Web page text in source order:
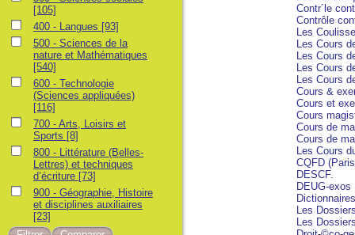
Contr´le
Contrôle
Les
Les Cours
Les Cours
Les Cours
Les Cours
Cours &
Cours et
Cours
Cours de
Cours de
Les Cours
CQFD
DESCF.
DEUG-exos
Les
Les
[105]
400 - Langues [93]
500 - Sciences de la
nature et Mathématiques
[540]
600 - Technologie
(Sciences appliquées)
[116]
700 - Arts, Loisirs et
Sports [8]
800 - Littérature (Belles-
Lettres) et techniques
d’écriture [73]
900 - Géographie, Histoire
et disciplines auxiliaires
[23]